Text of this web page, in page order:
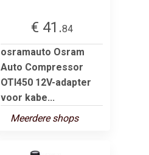
€ 41.84
osramauto Osram
Auto Compressor
OTI450 12V-adapter
voor kabe...
Meerdere shops